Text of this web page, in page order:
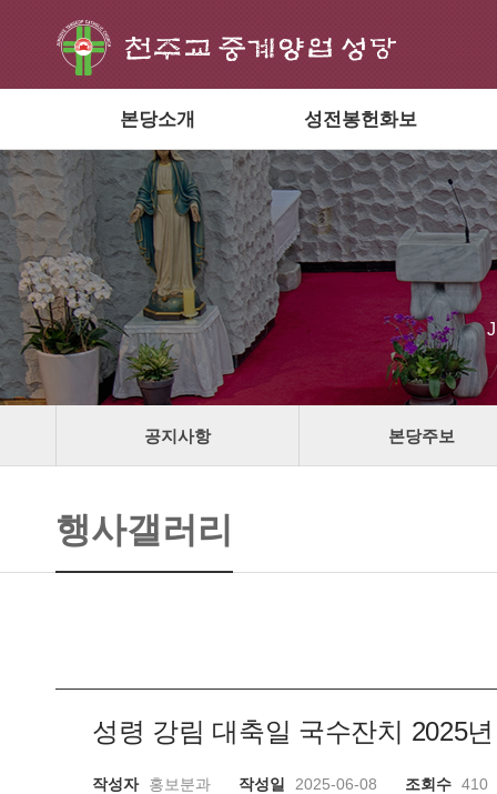
본당소개 성전봉헌화보
공지사항 본당주보
행사갤러리
성령 강림 대축일 국수잔치 2025
작성자 홍보분과 작성일 2025-06-08 조회수 410